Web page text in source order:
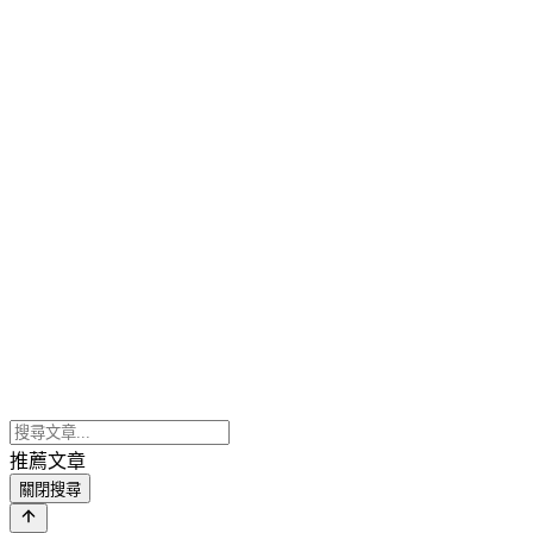
推薦文章
關閉搜尋